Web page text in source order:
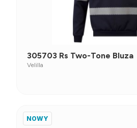
305703 Rs Two-Tone Bluza
Velilla
NOWY